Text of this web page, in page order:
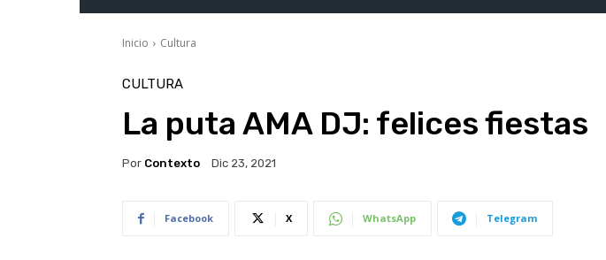
Inicio Cultura
CULTURA
La puta AMA DJ: felices fiestas
Por Contexto Dic 23, 2021
Facebook X WhatsApp Telegram